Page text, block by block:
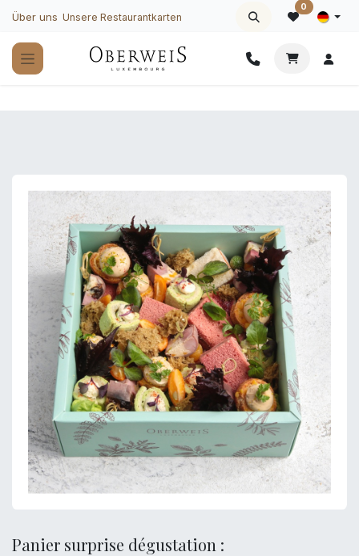
Zum Inhalt springen
Über uns Unsere Restaurantkarten
0
Panier surprise dégustation :